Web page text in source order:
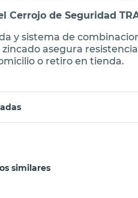
Cerrojo de Seguridad
y sistema de
zincado asegura
o retiro en tienda.
similares